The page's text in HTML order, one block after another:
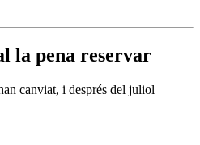
la pena reservar
canviat, i després del juliol